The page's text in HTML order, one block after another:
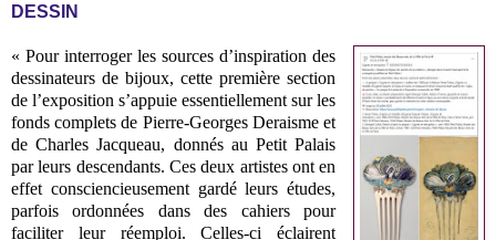
DESSIN
« Pour interroger les sources d’inspiration des
dessinateurs de bijoux, cette première section
de l’exposition s’appuie essentiellement sur les
fonds complets de Pierre-Georges Deraisme et
de Charles Jacqueau, donnés au Petit Palais
par leurs descendants. Ces deux artistes ont en
effet consciencieusement gardé leurs études,
parfois ordonnées dans des cahiers pour
faciliter leur réemploi. Celles-ci éclairent